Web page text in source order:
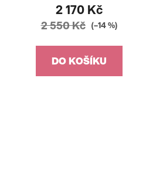
2 170 Kč
2 550 Kč (–14 %)
DO KOŠÍKU